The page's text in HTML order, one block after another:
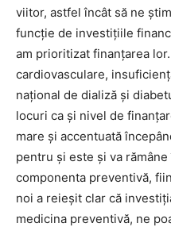
viitor, astfel încât să ne
funcţie de investiţiile
am prioritizat finanţarea
cardiovasculare,
naţional de dializă şi
locuri ca şi nivel de
mare şi accentuată
pentru şi este şi va
componenta preventivă,
noi a reieşit clar că
medicina preventivă, ne